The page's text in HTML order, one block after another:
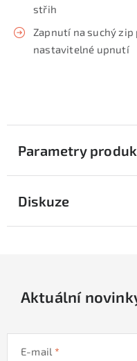
střih
Zapnutí na suchý
nastavitelné upnutí
Parametry
Diskuze
Aktuální
E-mail